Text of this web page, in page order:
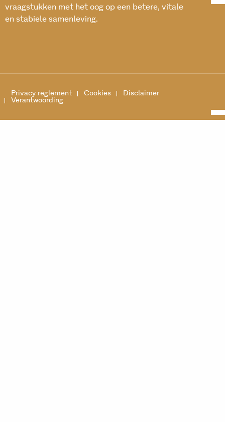
vraagstukken met het oog op een betere, vitale
en stabiele samenleving.
Privacy reglement Cookies
Disclaimer
Verantwoording